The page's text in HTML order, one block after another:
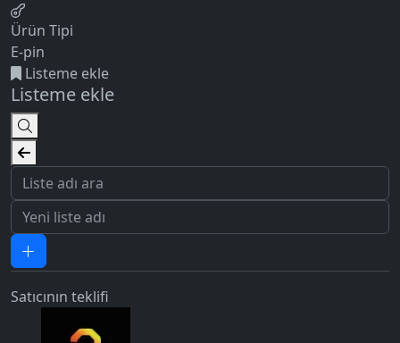
Ürün Tipi
E-pin
Listeme ekle
Listeme ekle
Satıcının teklifi